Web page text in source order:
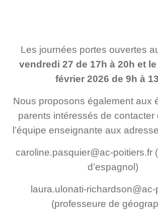
Les journées portes ouvertes
vendredi 27 de 17h à 20h et le
février 2026 de 9h à
Nous proposons également aux
parents intéressés de contacter
l’équipe enseignante aux
caroline.pasquier@ac-poitiers.fr
d’espagnol)
laura.ulonati-
(professeure de